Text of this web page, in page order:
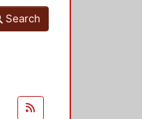
Search